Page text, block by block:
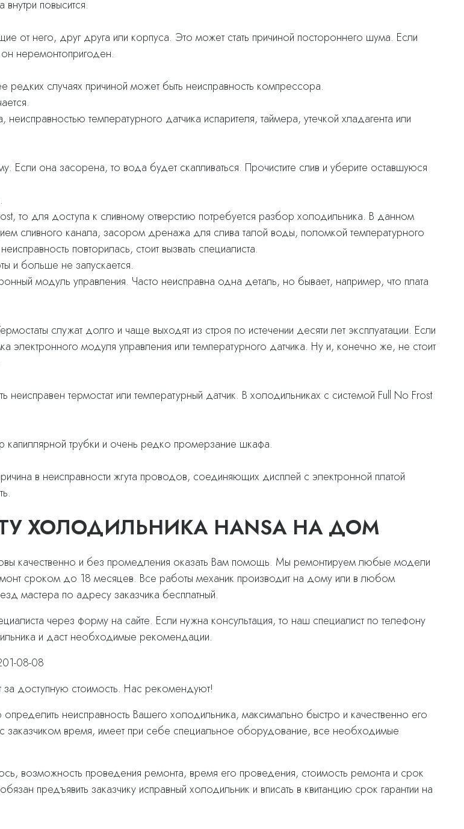
повысится.
от него, друг друга или корпуса. Это может стать причиной постороннего шума. Если
неремонтопригоден.
случаях причиной может быть неисправность компрессора.
температурного датчика испарителя, таймера, утечкой хладагента или
она засорена, то вода будет скапливаться. Прочистите слив и уберите оставшуюся
то для доступа к сливному отверстию потребуется разбор холодильника. В данном
сливного канала, засором дренажа для слива талой воды, поломкой температурного
повторилась, стоит вызвать специалиста.
и больше не запускается.
модуль управления. Часто неисправна одна деталь, но бывает, например, что плата
служат долго и чаще выходят из строя по истечении десяти лет эксплуатации. Если
модуля управления или температурного датчика. Ну и, конечно же, не стоит
термостат или температурный датчик. В холодильниках с системой Full No Frost
капиллярной трубки и очень редко промерзание шкафа.
в неисправности жгута проводов, соединяющих дисплей с электронной платой
ХОЛОДИЛЬНИКА HANSA НА ДОМ
качественно и без промедления оказать Вам помощь. Мы ремонтируем любые модели
сроком до 18 месяцев. Все работы механик производит на дому или в любом
мастера по адресу заказчика бесплатный.
через форму на сайте. Если нужна консультация, то наш специалист по телефону
и даст необходимые рекомендации.
08-08
доступную стоимость. Нас рекомендуют!
неисправность Вашего холодильника, максимально быстро и качественно его
заказчиком время, имеет при себе специальное оборудование, все необходимые
возможность проведения ремонта, время его проведения, стоимость ремонта и срок
предъявить заказчику исправный холодильник и вписать в квитанцию срок гарантии на